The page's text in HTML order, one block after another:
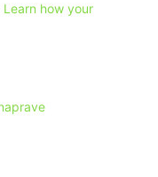
Learn how your